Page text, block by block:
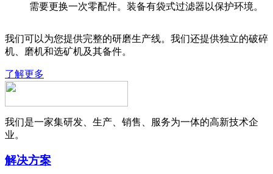
需要更换一次零配件。装备有袋式过滤器以保护环境。
我们可以为您提供完整的研磨生产线。我们还提供独立的破碎
机、磨机和选矿机及其备件。
了解更多
我们是一家集研发、生产、销售、服务为一体的高新技术企
业。
解决方案